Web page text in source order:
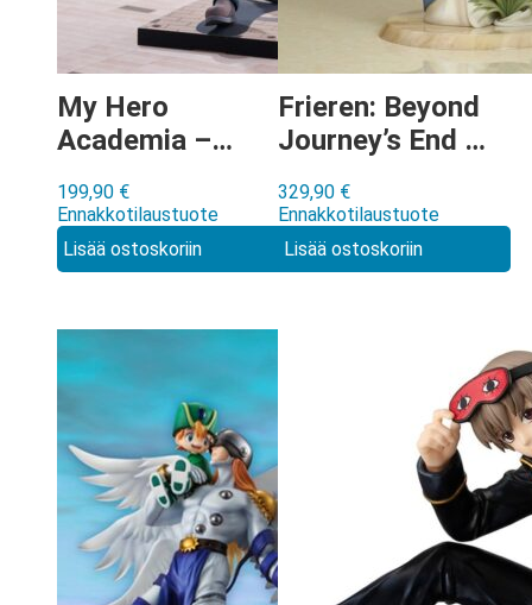
My Hero
Academia –
U.A. High School
Uniform
2Dimensioning
199,90 €
Ennakkotilaustuote
Lisää ostoskoriin
Frieren: Beyond
Journey’s End –
Nouveau Style
figuuri
329,90 €
Ennakkotilaustuote
Lisää ostoskoriin